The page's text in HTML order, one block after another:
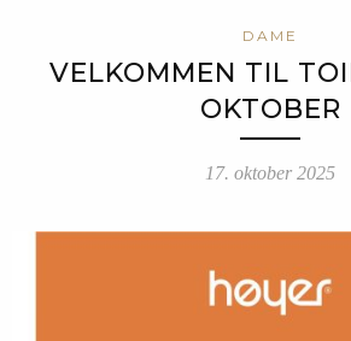
DAME
VELKOMMEN TIL
OKTOBER
17. oktober 2025